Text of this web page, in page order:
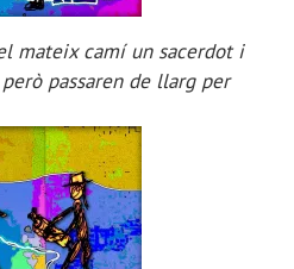
mateix camí un sacerdot i
passaren de llarg per